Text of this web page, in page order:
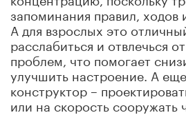
запоминания правил, ходов
А для взрослых это
расслабиться и отвлечься
проблем, что помогает
улучшить настроение. А
конструктор –
или на скорость сооружать